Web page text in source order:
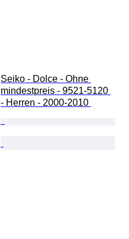
Seiko - Dolce - Ohne
mindestpreis - 9521-5120
- Herren - 2000-2010